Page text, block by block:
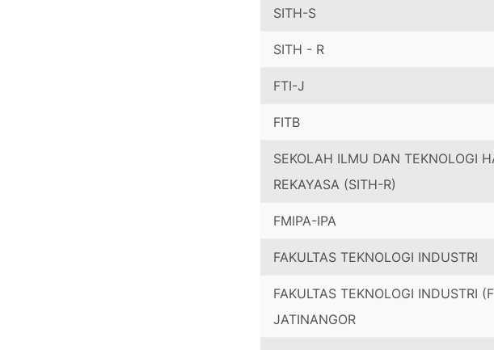
SITH-S
SITH - R
FTI-J
FITB
SEKOLAH ILMU DAN TEKNOLOGI
REKAYASA (SITH-R)
FMIPA-IPA
FAKULTAS TEKNOLOGI INDUSTRI
FAKULTAS TEKNOLOGI INDUSTRI
JATINANGOR